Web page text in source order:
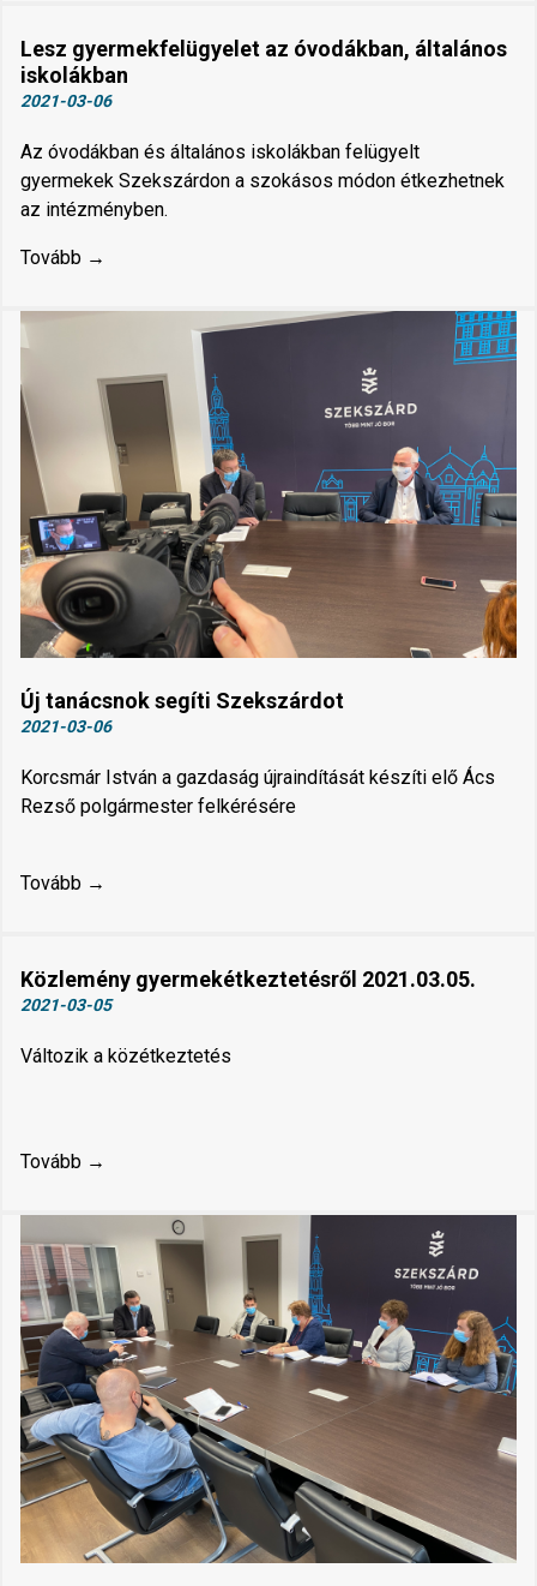
Lesz gyermekfelügyelet az óvodákban, általános
iskolákban
2021-03-06
Az óvodákban és általános iskolákban felügyelt
gyermekek Szekszárdon a szokásos módon étkezhetnek
az intézményben.
Tovább →
Új tanácsnok segíti Szekszárdot
2021-03-06
Korcsmár István a gazdaság újraindítását készíti elő Ács
Rezső polgármester felkérésére
Tovább →
Közlemény gyermekétkeztetésről 2021.03.05.
2021-03-05
Változik a közétkeztetés
Tovább →